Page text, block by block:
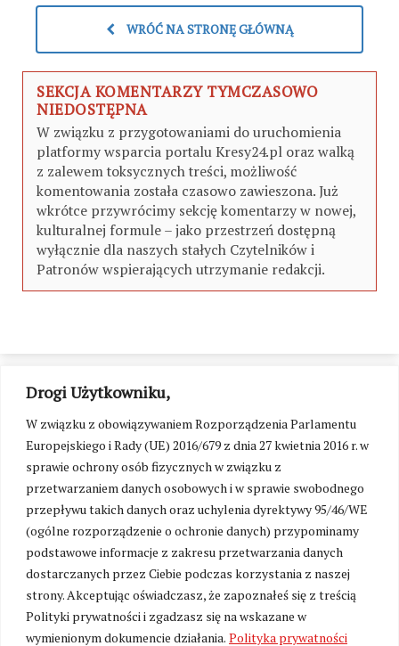
Drogi Użytkowniku,
W związku z obowiązywaniem Rozporządzenia Parlamentu
Europejskiego i Rady (UE) 2016/679 z dnia 27 kwietnia 2016 r. w
sprawie ochrony osób fizycznych w związku z
przetwarzaniem danych osobowych i w sprawie swobodnego
przepływu takich danych oraz uchylenia dyrektywy 95/46/WE
(ogólne rozporządzenie o ochronie danych) przypominamy
podstawowe informacje z zakresu przetwarzania danych
dostarczanych przez Ciebie podczas korzystania z naszej
strony. Akceptując oświadczasz, że zapoznałeś się z treścią
Polityki prywatności i zgadzasz się na wskazane w
wymienionym dokumencie działania. Polityka prywatności
WRÓĆ NA STRONĘ GŁÓWNĄ
SEKCJA KOMENTARZY TYMCZASOWO
NIEDOSTĘPNA
W związku z przygotowaniami do uruchomienia
platformy wsparcia portalu Kresy24.pl oraz walką
z zalewem toksycznych treści, możliwość
komentowania została czasowo zawieszona. Już
wkrótce przywrócimy sekcję komentarzy w nowej,
kulturalnej formule – jako przestrzeń dostępną
wyłącznie dla naszych stałych Czytelników i
Patronów wspierających utrzymanie redakcji.
Zmień ustawienia cookies